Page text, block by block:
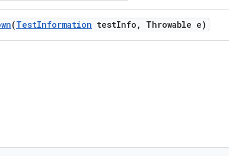
(TestInformation testInfo , Throwable e)